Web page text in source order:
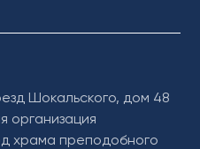
Шокальского, дом 48
организация
храма преподобного